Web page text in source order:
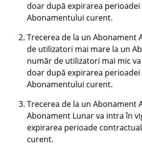
doar după expirarea
Abonamentului curent.
Trecerea de la un Abonament
de utilizatori mai mare la un
număr de utilizatori mai mic
doar după expirarea
Abonamentului curent.
Trecerea de la un Abonament
Abonament Lunar va intra în
expirarea perioade
curent.